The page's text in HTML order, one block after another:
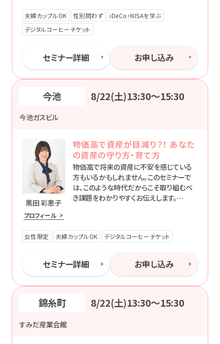
夫婦カップルOK 性別問わず
iDeCo・NISAを学ぶ
デジタルコーヒーチケット
セミナー詳細 お申し込み
今池 8/22(土)13:30〜15:30
今池ガスビル
黒田 彩恵子
プロフィール
物価高で資産が目減り？！ あなた
の資産の守り方・育て方
物価高で将来の資産に不安を感じている
方もいるかもしれません。このセミナーで
は、このような時代だからこそ取り組むべ
き課題をわかりやすくお伝えします。
う。
女性限定 夫婦カップルOK デジタルコーヒーチケット
セミナー詳細 お申し込み
錦糸町 8/22(土)13:30〜15:30
すみだ産業会館